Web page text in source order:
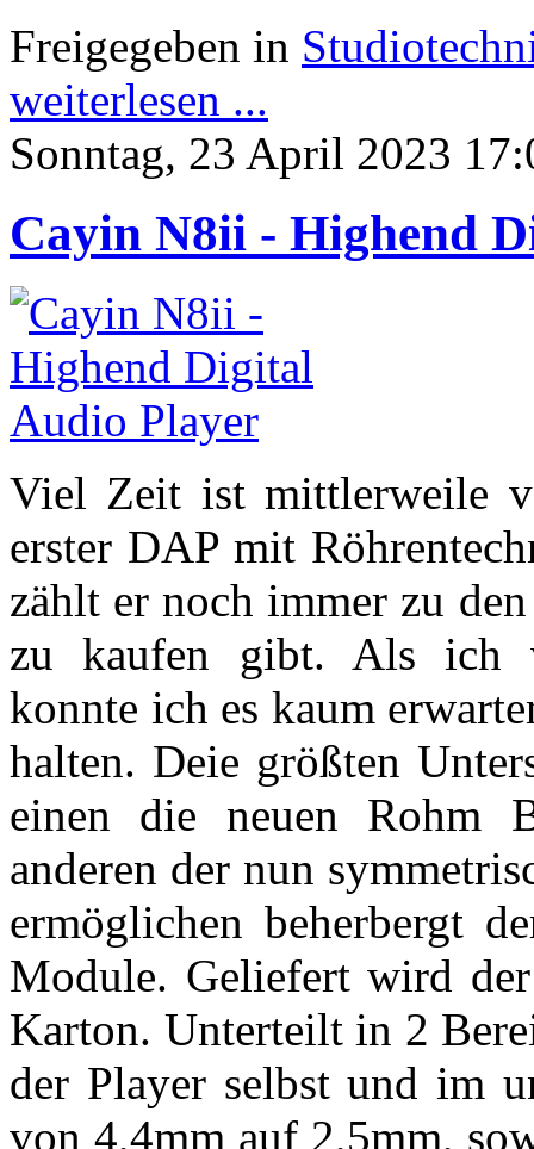
Freigegeben in
weiterlesen ...
Sonntag, 23 April 2023
Cayin N8ii - Highend
Viel Zeit ist mittlerweile
erster DAP mit
zählt er noch immer zu
zu kaufen gibt. Als ich
konnte ich es kaum
halten. Deie größten
einen die neuen Rohm
anderen der nun
ermöglichen beherbergt
Module. Geliefert wird
Karton. Unterteilt in 2
der Player selbst und im
von 4,4mm auf 2,5mm,